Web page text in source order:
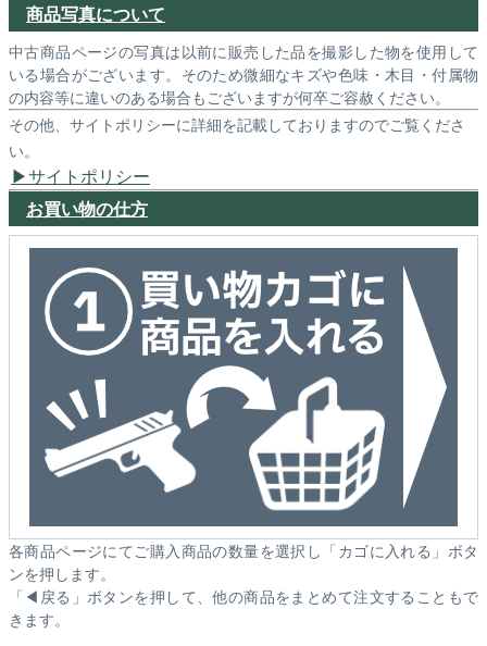
商品写真について
中古商品ページの写真は以前に販売した品を撮影した物を使用して
いる場合がございます。そのため微細なキズや色味・木目・付属物
の内容等に違いのある場合もございますが何卒ご容赦ください。
その他、サイトポリシーに詳細を記載しておりますのでご覧くださ
い。
サイトポリシー
お買い物の仕方
各商品ページにてご購入商品の数量を選択し「カゴに入れる」ボタ
ンを押します。
「◀戻る」ボタンを押して、他の商品をまとめて注文することもで
きます。